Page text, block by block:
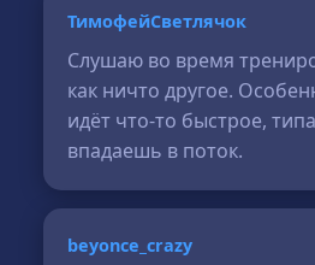
ТимофейСветлячок
Слушаю во время
как ничто другое.
идёт что-то быстрое,
впадаешь в поток.
beyonce_crazy